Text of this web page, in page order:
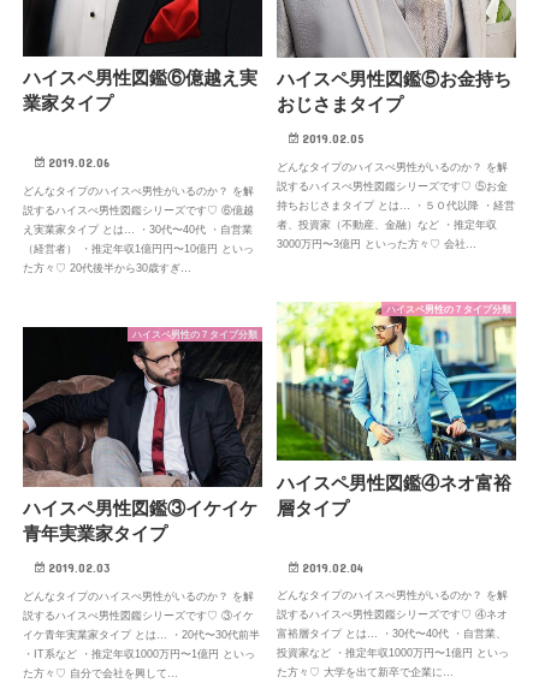
ハイスペ男性図鑑⑥億越え実
業家タイプ
2019.02.06
どんなタイプのハイスぺ男性がいるのか？ を解
説するハイスぺ男性図鑑シリーズです♡ ⑥億越
え実業家タイプ とは… ・30代〜40代 ・自営業
（経営者） ・推定年収1億円円〜10億円 といっ
た方々♡ 20代後半から30歳すぎ…
ハイスペ男性図鑑⑤お金持ち
おじさまタイプ
2019.02.05
どんなタイプのハイスぺ男性がいるのか？ を解
説するハイスぺ男性図鑑シリーズです♡ ⑤お金
持ちおじさまタイプ とは… ・５０代以降 ・経営
者、投資家（不動産、金融）など ・推定年収
3000万円〜3億円 といった方々♡ 会社…
ハイスペ男性の７タイプ分類
ハイスペ男性図鑑④ネオ富裕
層タイプ
2019.02.04
どんなタイプのハイスぺ男性がいるのか？ を解
説するハイスぺ男性図鑑シリーズです♡ ④ネオ
富裕層タイプ とは… ・30代〜40代 ・自営業、
投資家など ・推定年収1000万円〜1億円 といっ
た方々♡ 大学を出て新卒で企業に…
ハイスペ男性の７タイプ分類
ハイスペ男性図鑑③イケイケ
青年実業家タイプ
2019.02.03
どんなタイプのハイスぺ男性がいるのか？ を解
説するハイスぺ男性図鑑シリーズです♡ ③イケ
イケ青年実業家タイプ とは… ・20代〜30代前半
・IT系など ・推定年収1000万円〜1億円 といっ
た方々♡ 自分で会社を興して…